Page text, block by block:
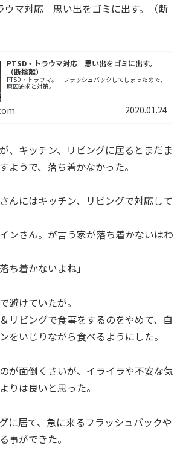
ウマ対応 思い出をゴミに出す。（断
PTSD・トラウマ対応 思い出をゴミに出す。
（断捨離）
PTSD・トラウマ。 フラッシュバックしてしまったので、
原因追求と対策。
2020.01.24
、キッチン、リビングに居るとまだま
ようで、落ち着かなかった。
んにはキッチン、リビングで対応して
ンさん。が言う家が落ち着かないはわ
ち着かないよね」
避けていたが。
リビングで食事をするのをやめて、自
をいじりながら食べるようにした。
が面倒くさいが、イライラや不安な気
りは良いと思った。
に居て、急に来るフラッシュバックや
事ができた。